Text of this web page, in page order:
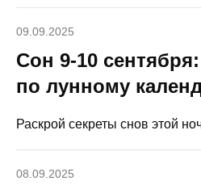
09.09.2025
Сон 9-10
по лунному
Раскрой секреты снов этой
08.09.2025